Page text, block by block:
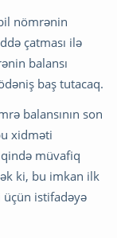
nömrənin
çatması ilə
balansı
baş tutacaq.
balansının son
xidməti
müvafiq
ki, bu imkan ilk
üçün istifadəyə